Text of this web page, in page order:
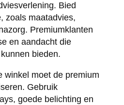
Bied
zoals maatadvies,
Premiumklanten
en aandacht die
bieden.
winkel moet de premium
Gebruik
goede belichting en